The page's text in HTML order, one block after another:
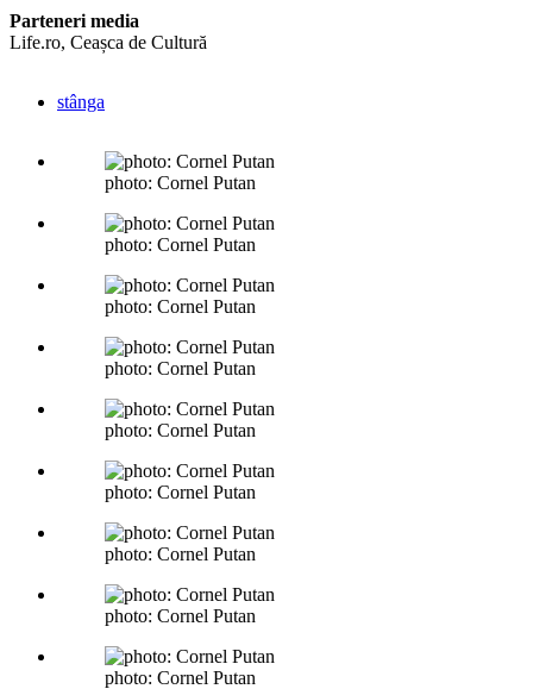
Parteneri media
Life.ro, Ceașca de Cultură
stânga
photo: Cornel Putan
photo: Cornel Putan
photo: Cornel Putan
photo: Cornel Putan
photo: Cornel Putan
photo: Cornel Putan
photo: Cornel Putan
photo: Cornel Putan
photo: Cornel Putan